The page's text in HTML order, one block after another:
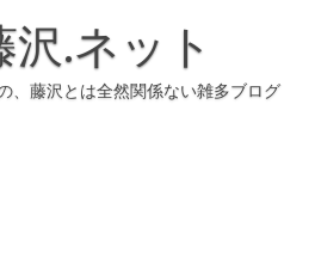
沢.ネット
、藤沢とは全然関係ない雑多ブログ